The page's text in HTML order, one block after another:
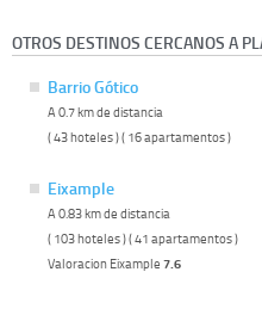
OTROS DESTINOS CERCANOS A
Barrio Gótico
A 0.7 km de distancia
( 43 hoteles ) ( 16 apartamentos )
Eixample
A 0.83 km de distancia
( 103 hoteles ) ( 41 apartamentos )
Valoracion Eixample 7.6